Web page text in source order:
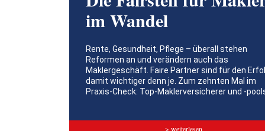
im Wandel
Rente, Gesundheit, Pflege – überall stehen
Reformen an und verändern auch das
Maklergeschäft. Faire Partner sind für den
damit wichtiger denn je. Zum zehnten Mal im
Praxis-Check: Top-Maklerversicherer und -
> weiterlesen